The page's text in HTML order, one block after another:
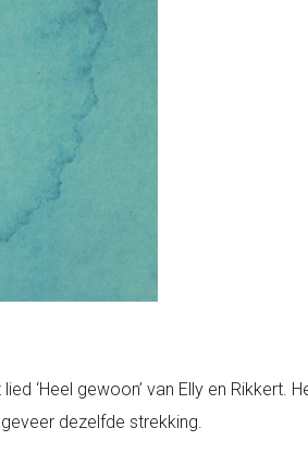
‘Heel gewoon’ van Elly en Rikkert.
dezelfde strekking.